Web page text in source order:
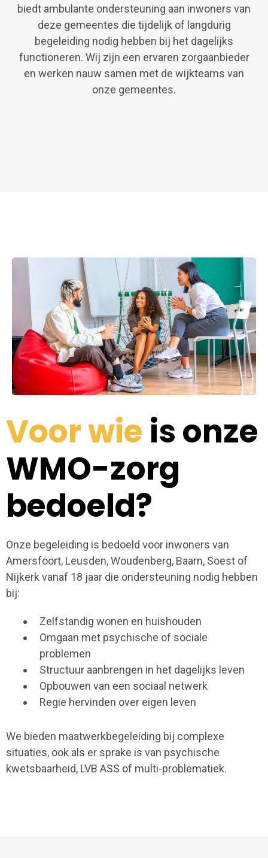
biedt ambulante ondersteuning aan inwoners van
deze gemeentes die tijdelijk of langdurig
begeleiding nodig hebben bij het dagelijks
functioneren. Wij zijn een ervaren zorgaanbieder
en werken nauw samen met de wijkteams van
onze gemeentes.
Voor wie is onze
WMO-zorg
bedoeld?
Onze begeleiding is bedoeld voor inwoners van
Amersfoort, Leusden, Woudenberg, Baarn, Soest of
Nijkerk vanaf 18 jaar die ondersteuning nodig hebben
bij:
Zelfstandig wonen en huishouden
Omgaan met psychische of sociale
problemen
Structuur aanbrengen in het dagelijks leven
Opbouwen van een sociaal netwerk
Regie hervinden over eigen leven
We bieden maatwerkbegeleiding bij complexe
situaties, ook als er sprake is van psychische
kwetsbaarheid, LVB ASS of multi-problematiek.